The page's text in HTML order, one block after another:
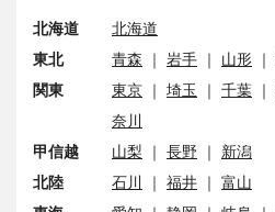
北海道
北海道
東北
青森 ｜ 岩手 ｜ 山形 ｜
関東
東京 ｜ 埼玉 ｜ 千葉 ｜
奈川
甲信越
山梨 ｜ 長野 ｜ 新潟
北陸
石川 ｜ 福井 ｜ 富山